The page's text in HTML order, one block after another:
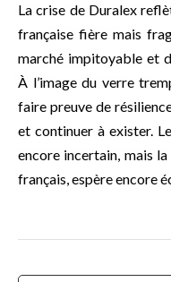
La crise de Duralex
française fière mais
marché impitoyable et
À l’image du verre
faire preuve de
et continuer à exister.
encore incertain, mais
français, espère encore